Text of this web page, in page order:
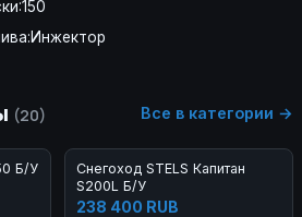
(20) Все в категории →
Б/У
Снегоход STELS Капитан
S200L Б/У
238 400 RUB